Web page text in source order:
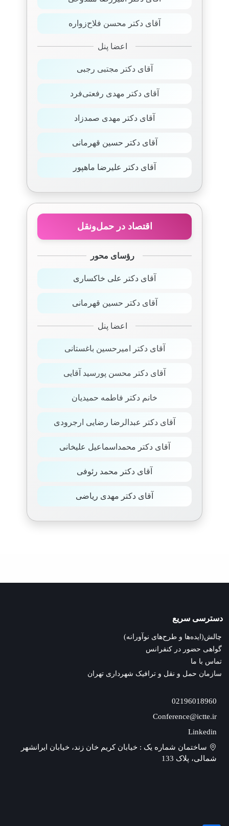
آقای دکتر محسن فلاح‌زواره
اعضا پنل
آقای دکتر مجتبی رجبی
آقای دکتر مهدی رفعتی‌فرد
آقای دکتر مهدی صمدزاد
آقای دکتر حسین قهرمانی
آقای دکتر علیرضا ماهپور
اقتصاد در حمل‌ونقل
رؤسای محور
آقای دکتر علی خاکساری
آقای دکتر حسین قهرمانی
اعضا پنل
آقای دکتر امیرحسین باغستانی
آقای دکتر محسن پورسید آقایی
خانم دکتر فاطمه حمیدیان
آقای دکتر عبدالرضا رضایی ارجرودی
آقای دکتر محمداسماعیل علیخانی
آقای دکتر محمد رئوفی
آقای دکتر مهدی ریاضی
دسترسی سریع
چالش(ایده‌ها و طرح‌های نوآورانه)
گواهی حضور در کنفرانس
تماس با ما
سازمان حمل و نقل و ترافیک شهرداری تهران
02196018960
Conference@ictte.ir
Linkedin
ساختمان شماره یک : خیابان کریم خان زند، خیابان ایرانشهر
شمالی، پلاک 133